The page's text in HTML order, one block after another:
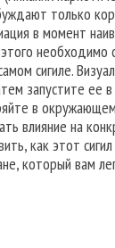
только
в момент
необходимо
сигиле.
запустите ее в
в
влияние на
как этот
который вам